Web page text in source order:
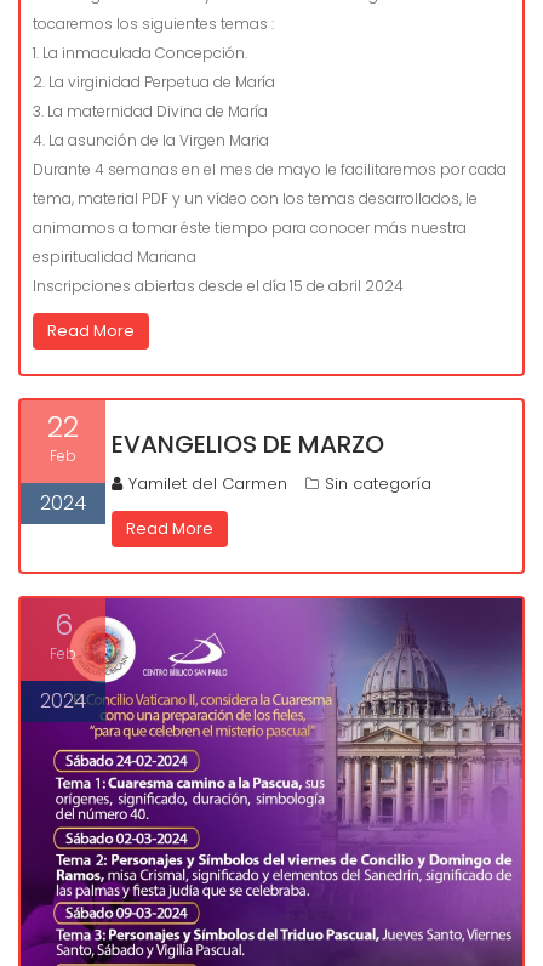
tocaremos los siguientes temas :
1. La inmaculada Concepción.
2. La virginidad Perpetua de María
3. La maternidad Divina de María
4. La asunción de la Virgen Maria
Durante 4 semanas en el mes de mayo le facilitaremos por cada
tema, material PDF y un vídeo con los temas desarrollados, le
animamos a tomar éste tiempo para conocer más nuestra
espiritualidad Mariana
Inscripciones abiertas desde el día 15 de abril 2024
Read More
22
Feb
2024
EVANGELIOS DE MARZO
Yamilet del Carmen
Sin categoría
Read More
6
Feb
2024